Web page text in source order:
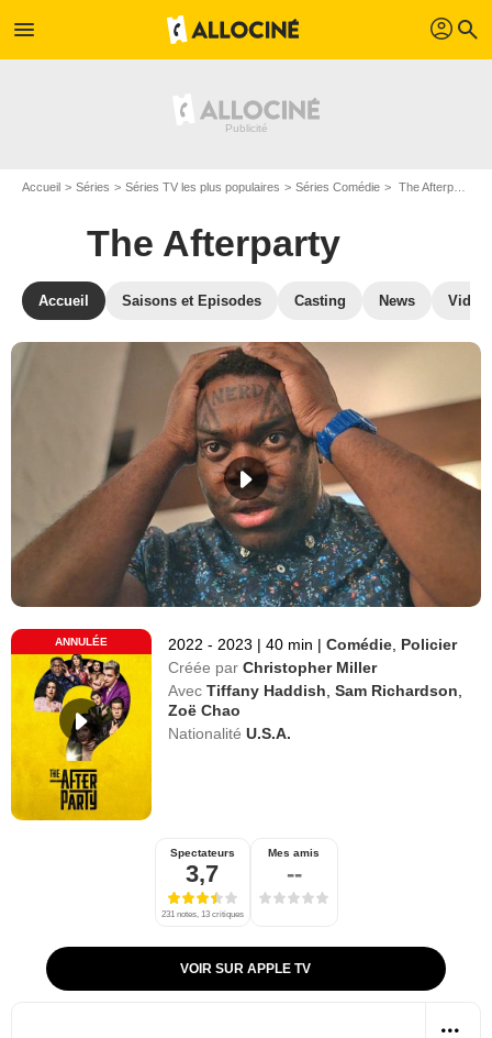
menu profil search
Accueil Séries Séries TV les plus populaires Séries Comédie The Afterparty
The Afterparty
Accueil Saisons et Episodes Casting News
ANNULÉE 2022 - 2023 | 40 min | Comédie Policier
Créée par Christopher Miller
Avec Tiffany Haddish ,Sam Richardson
Zoë Chao
Nationalité U.S.A.
Spectateurs
3,7
231 notes, 13 critiques
Mes amis
--
VOIR SUR APPLE TV